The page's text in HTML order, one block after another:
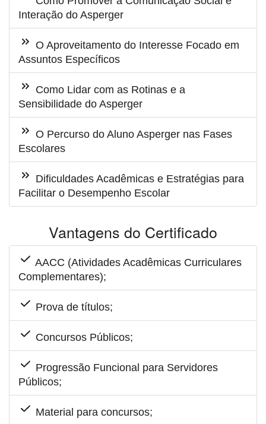
Interação do Asperger
O Aproveitamento do Interesse Focado em
Assuntos Específicos
Como Lidar com as Rotinas e a
Sensibilidade do Asperger
O Percurso do Aluno Asperger nas Fases
Escolares
Dificuldades Acadêmicas e Estratégias para
Facilitar o Desempenho Escolar
Vantagens do Certificado
AACC (Atividades Acadêmicas Curriculares
Complementares);
Prova de títulos;
Concursos Públicos;
Progressão Funcional para Servidores
Públicos;
Material para concursos;